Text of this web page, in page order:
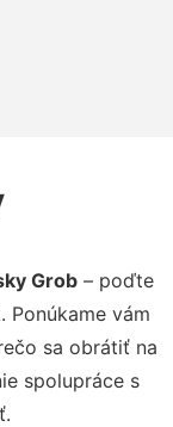
Grob – poďte
Ponúkame vám
sa obrátiť na
spolupráce s